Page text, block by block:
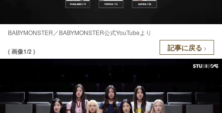
BABYMONSTER／BABYMONSTER公式YouTubeより
( 画像1/2 ) 記事に戻る